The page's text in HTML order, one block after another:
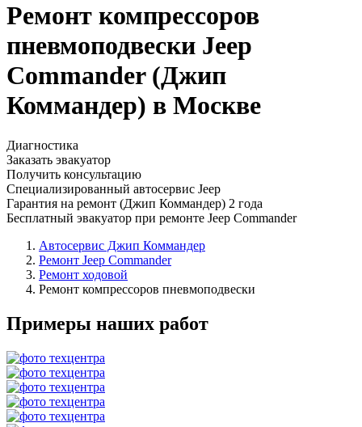
Ремонт компрессоров
пневмоподвески Jeep
Commander (Джип
Коммандер) в Москве
Диагностика
Заказать эвакуатор
Получить консультацию
Специализированный автосервис Jeep
Гарантия на ремонт (Джип Коммандер) 2 года
Бесплатный эвакуатор при ремонте Jeep Commander
Автосервис Джип Коммандер
Ремонт Jeep Commander
Ремонт ходовой
Ремонт компрессоров пневмоподвески
Примеры наших работ